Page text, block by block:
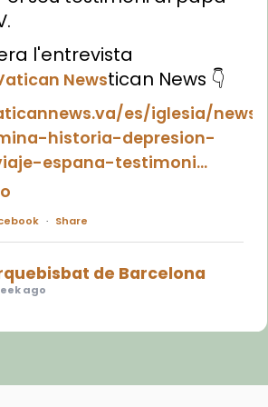
l'entrevista
Newstican News 👇
es/iglesia/news/
historia-depresion-
espana-testimoni...
· Share
de Barcelona
ago